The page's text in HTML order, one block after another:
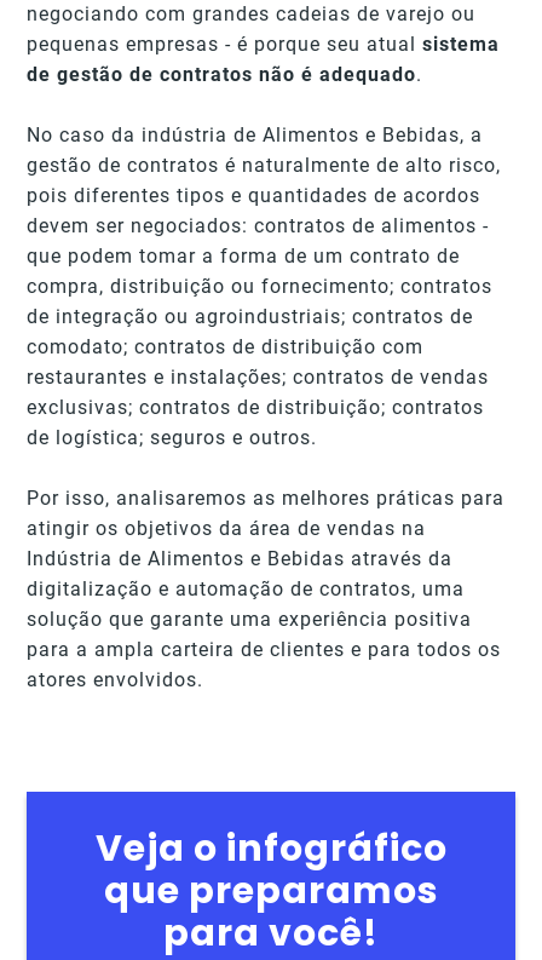
negociando com grandes cadeias de varejo ou
pequenas empresas - é porque seu atualsistema
de gestão de contratos não é adequado.
No caso da indústria de Alimentos e Bebidas, a
gestão de contratos é naturalmente de alto risco,
pois diferentes tipos e quantidades de acordos
devem ser negociados: contratos de alimentos -
que podem tomar a forma de um contrato de
compra, distribuição ou fornecimento; contratos
de integração ou agroindustriais; contratos de
comodato; contratos de distribuição com
restaurantes e instalações; contratos de vendas
exclusivas; contratos de distribuição; contratos
de logística; seguros e outros.
Por isso, analisaremos as melhores práticas para
atingir os objetivos da área de vendas na
Indústria de Alimentos e Bebidas através da
digitalização e automação de contratos, uma
solução que garante uma experiência positiva
para a ampla carteira de clientes e para todos os
atores envolvidos.
Veja o infográfico
que preparamos
para você!